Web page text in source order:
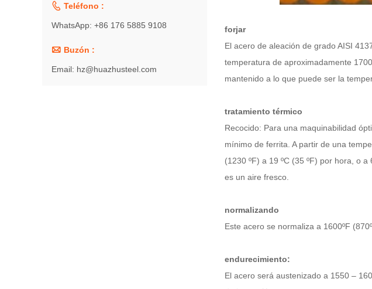
forjar
El acero de aleación de grado AISI
temperatura de aproximadamente
mantenido a lo que puede ser la
tratamiento térmico
Recocido: Para una maquinabilidad
mínimo de ferrita. A partir de una
(1230 ºF) a 19 ºC (35 ºF) por hora, o
es un aire fresco.
normalizando
Este acero se normaliza a 1600ºF
endurecimiento:
El acero será austenizado a 1550 –
 Teléfono :
WhatsApp: +86 176 5885 9108
 Buzón :
Email: hz@huazhusteel.com